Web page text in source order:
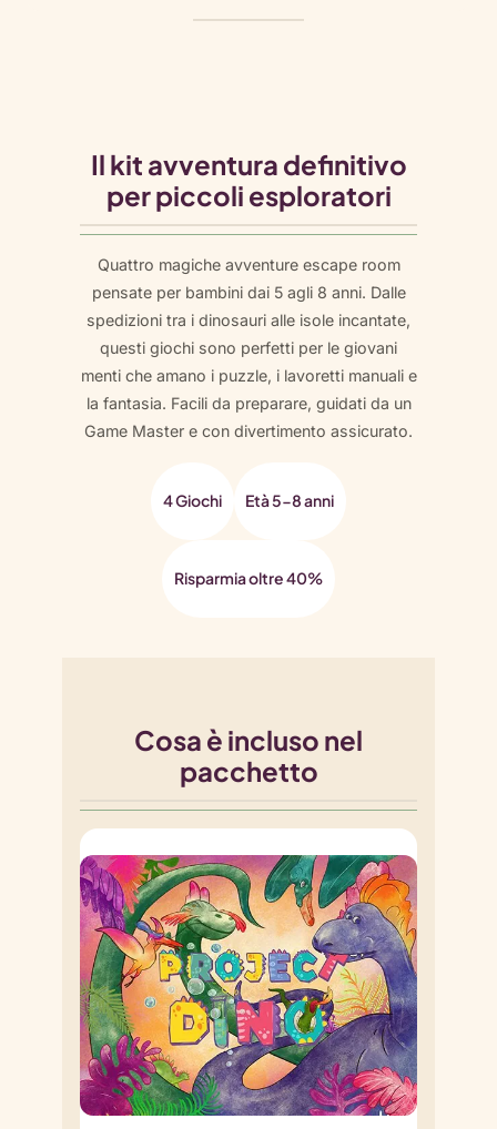
Il kit avventura definitivo
per piccoli esploratori
Quattro magiche avventure escape room
pensate per bambini dai 5 agli 8 anni. Dalle
spedizioni tra i dinosauri alle isole incantate,
questi giochi sono perfetti per le giovani
menti che amano i puzzle, i lavoretti manuali e
la fantasia. Facili da preparare, guidati da un
Game Master e con divertimento assicurato.
4 Giochi Età 5-8 anni
Risparmia oltre 40%
Cosa è incluso nel
pacchetto